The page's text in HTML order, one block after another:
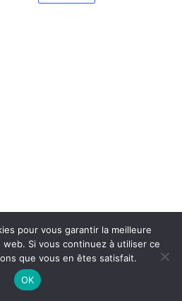
pour vous garantir la meilleure
Si vous continuez à utiliser ce
que vous en êtes satisfait.
OK